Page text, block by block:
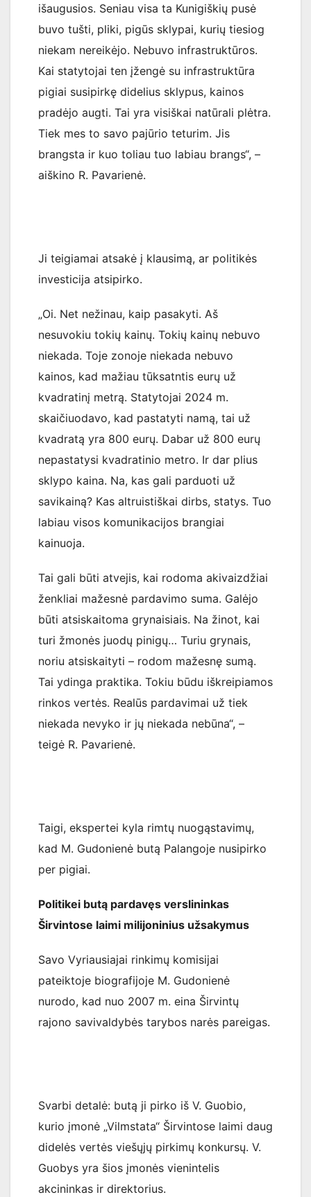
išaugusios. Seniau visa ta Kunigiškių pusė
buvo tušti, pliki, pigūs sklypai, kurių tiesiog
niekam nereikėjo. Nebuvo infrastruktūros.
Kai statytojai ten įžengė su infrastruktūra
pigiai susipirkę didelius sklypus, kainos
pradėjo augti. Tai yra visiškai natūrali plėtra.
Tiek mes to savo pajūrio teturim. Jis
brangsta ir kuo toliau tuo labiau brangs“, –
aiškino R. Pavarienė.
Ji teigiamai atsakė į klausimą, ar politikės
investicija atsipirko.
„Oi. Net nežinau, kaip pasakyti. Aš
nesuvokiu tokių kainų. Tokių kainų nebuvo
niekada. Toje zonoje niekada nebuvo
kainos, kad mažiau tūksatntis eurų už
kvadratinį metrą. Statytojai 2024 m.
skaičiuodavo, kad pastatyti namą, tai už
kvadratą yra 800 eurų. Dabar už 800 eurų
nepastatysi kvadratinio metro. Ir dar plius
sklypo kaina. Na, kas gali parduoti už
savikainą? Kas altruistiškai dirbs, statys. Tuo
labiau visos komunikacijos brangiai
kainuoja.
Tai gali būti atvejis, kai rodoma akivaizdžiai
ženkliai mažesnė pardavimo suma. Galėjo
būti atsiskaitoma grynaisiais. Na žinot, kai
turi žmonės juodų pinigų… Turiu grynais,
noriu atsiskaityti – rodom mažesnę sumą.
Tai ydinga praktika. Tokiu būdu iškreipiamos
rinkos vertės. Realūs pardavimai už tiek
niekada nevyko ir jų niekada nebūna“, –
teigė R. Pavarienė.
Taigi, ekspertei kyla rimtų nuogąstavimų,
kad M. Gudonienė butą Palangoje nusipirko
per pigiai.
Politikei butą pardavęs verslininkas
Širvintose laimi milijoninius užsakymus
Savo Vyriausiajai rinkimų komisijai
pateiktoje biografijoje M. Gudonienė
nurodo, kad nuo 2007 m. eina Širvintų
rajono savivaldybės tarybos narės pareigas.
Svarbi detalė: butą ji pirko iš V. Guobio,
kurio įmonė „Vilmstata“ Širvintose laimi daug
didelės vertės viešųjų pirkimų konkursų. V.
Guobys yra šios įmonės vienintelis
akcininkas ir direktorius.